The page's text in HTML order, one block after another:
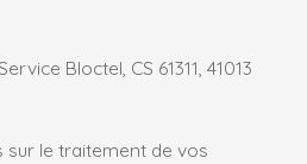
Bloctel, CS 61311, 41013
sur le traitement de vos